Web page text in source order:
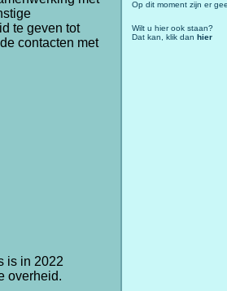
te geven tot
contacten met
is in 2022
overheid.
Op dit moment zijn er
Wilt u hier ook staan?
Dat kan, klik dan hier